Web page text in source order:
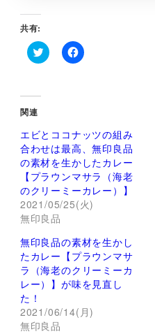
共有:
ク
し
て
T
i
t
t
e
r
で
共
有
(
新
し
い
ウ
ィ
ン
ド
ウ
開
き
ま
す
F
で
共
有
す
る
に
は
ク
リ
し
て
く
だ
さ
い
(
し
い
関連
エビとココナッツの組み
合わせは最高、無印良品
の素材を生かしたカレー
【プラウンマサラ（海老
のクリーミーカレー）】
2021/05/25(火)
無印良品
無印良品の素材を生かし
たカレー【プラウンマサ
ラ（海老のクリーミーカ
レー）】が味を見直し
た！
2021/06/14(月)
無印良品